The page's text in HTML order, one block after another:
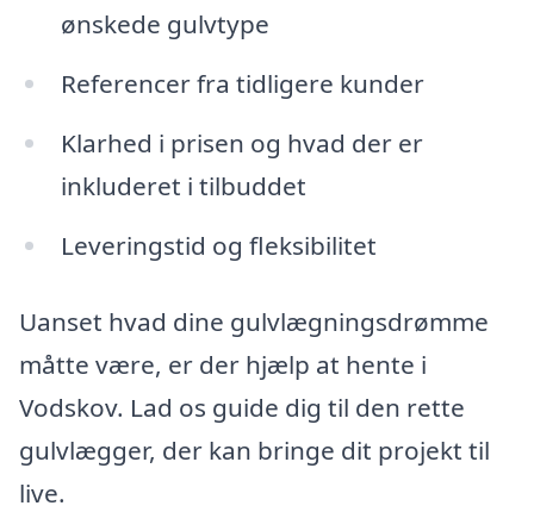
ønskede gulvtype
Referencer fra tidligere kunder
Klarhed i prisen og hvad der er
inkluderet i tilbuddet
Leveringstid og fleksibilitet
Uanset hvad dine gulvlægningsdrømme
måtte være, er der hjælp at hente i
Vodskov. Lad os guide dig til den rette
gulvlægger, der kan bringe dit projekt til
live.